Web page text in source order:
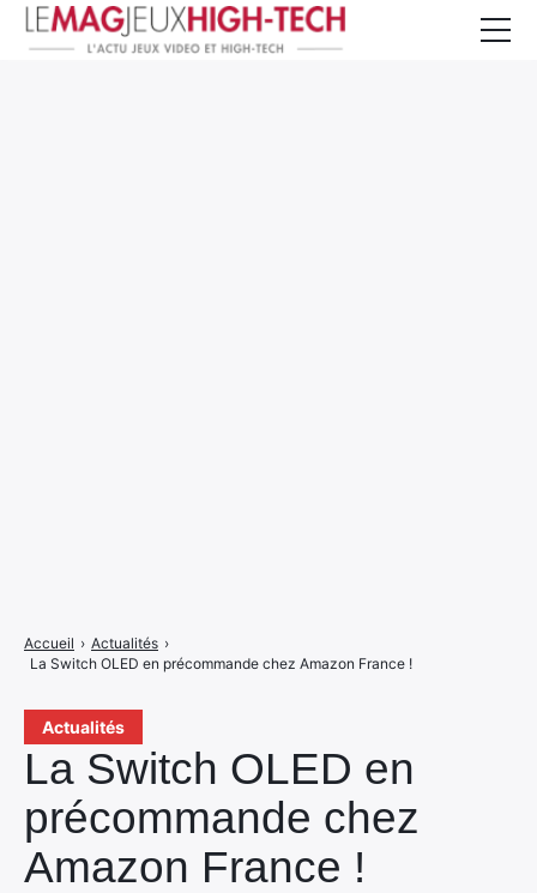
Actualités
La Switch OLED en
précommande chez
Amazon France !
Accueil › Actualités ›
La Switch OLED en précommande chez Amazon France !